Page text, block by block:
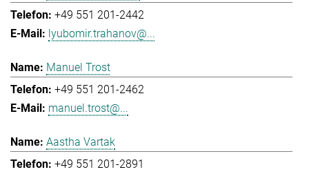
+49 551 201-2442
lyubomir.trahanov@...
Manuel Trost
+49 551 201-2462
manuel.trost@...
Aastha Vartak
+49 551 201-2891